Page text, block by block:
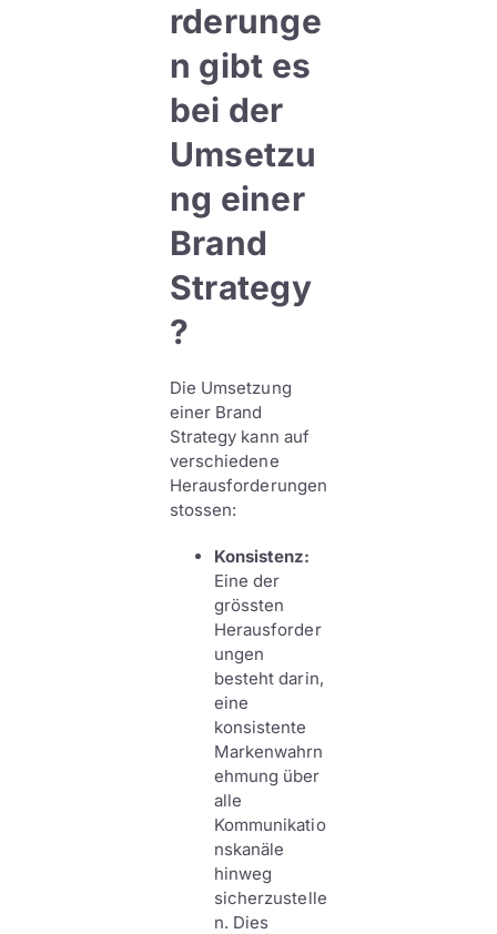
rderunge
n gibt es
bei der
Umsetzu
ng einer
Brand
Strategy
?
Die Umsetzung
einer Brand
Strategy kann auf
verschiedene
Herausforderungen
stossen:
Konsistenz:
Eine der
grössten
Herausforder
ungen
besteht darin,
eine
konsistente
Markenwahrn
ehmung über
alle
Kommunikatio
nskanäle
hinweg
sicherzustelle
n. Dies